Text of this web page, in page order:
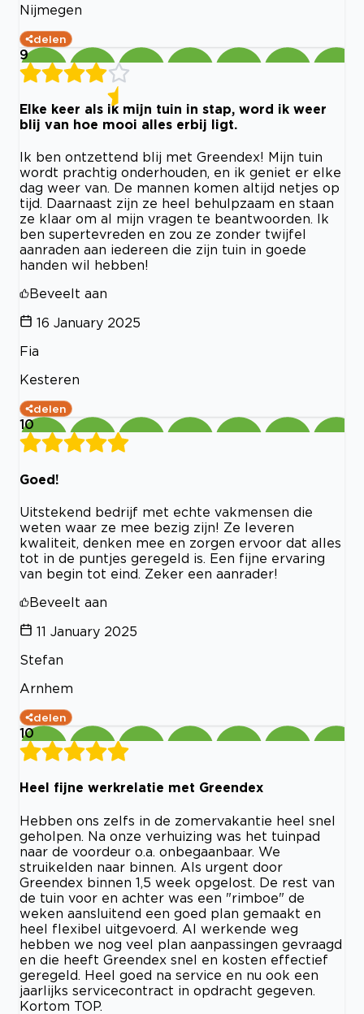
Nijmegen
delen
9
Elke keer als ik mijn tuin in stap, word ik weer
blij van hoe mooi alles erbij ligt.
Ik ben ontzettend blij met Greendex! Mijn tuin
wordt prachtig onderhouden, en ik geniet er elke
dag weer van. De mannen komen altijd netjes op
tijd. Daarnaast zijn ze heel behulpzaam en staan
ze klaar om al mijn vragen te beantwoorden. Ik
ben supertevreden en zou ze zonder twijfel
aanraden aan iedereen die zijn tuin in goede
handen wil hebben!
Beveelt aan
16 January 2025
Fia
Kesteren
delen
10
Goed!
Uitstekend bedrijf met echte vakmensen die
weten waar ze mee bezig zijn! Ze leveren
kwaliteit, denken mee en zorgen ervoor dat alles
tot in de puntjes geregeld is. Een fijne ervaring
van begin tot eind. Zeker een aanrader!
Beveelt aan
11 January 2025
Stefan
Arnhem
delen
10
Heel fijne werkrelatie met Greendex
Hebben ons zelfs in de zomervakantie heel snel
geholpen. Na onze verhuizing was het tuinpad
naar de voordeur o.a. onbegaanbaar. We
struikelden naar binnen. Als urgent door
Greendex binnen 1,5 week opgelost. De rest van
de tuin voor en achter was een "rimboe" de
weken aansluitend een goed plan gemaakt en
heel flexibel uitgevoerd. Al werkende weg
hebben we nog veel plan aanpassingen gevraagd
en die heeft Greendex snel en kosten effectief
geregeld. Heel goed na service en nu ook een
jaarlijks servicecontract in opdracht gegeven.
Kortom TOP.